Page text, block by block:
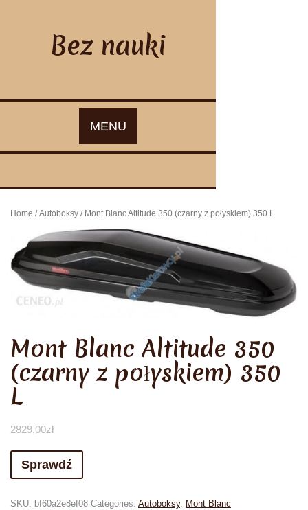
Bez nauki
MENU
Home /Autoboksy / Mont Blanc Altitude 350 (czarny z połyskiem) 350 L
Mont Blanc Altitude 350
(czarny z połyskiem) 350
L
2829,00zł
Sprawdź
SKU: bf60a2e8ef08 Categories: Autoboksy, Mont Blanc